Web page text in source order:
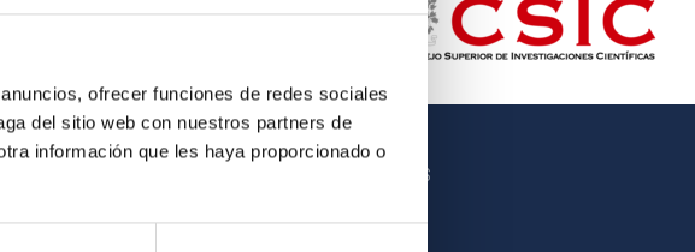
ofrecer funciones de redes sociales
del sitio web con nuestros partners de
información que les haya proporcionado o
OTROS ENLACES
Empleo